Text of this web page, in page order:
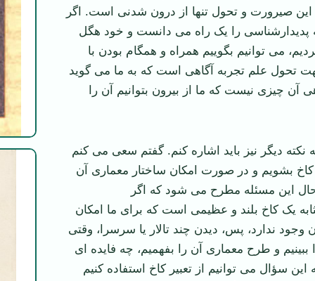
صیرورت و تحول تنها از درون شدنی است. اگر
پدیدارشناسی را یک راه می دانست و خود هگل
می توانیم بگوییم همراه و همگام بودن با
تحول علم تجربه آگاهی است که به ما می گوید
آن چیزی نیست که ما از بیرون بتوانیم آن را
نکته دیگر نیز باید اشاره کنم. گفتم سعی می کنم
کاخ بشویم و در صورت امکان ساختار معماری آن
این مسئله مطرح می شود که اگر
یک کاخ بلند و عظیمی است که برای ما امکان
وجود ندارد، پس، دیدن چند تالار یا سرسرا، وقتی
ببینیم و طرح معماری آن را بفهمیم، چه فایده ای
این سؤال می توانیم از تعبیر کاخ استفاده کنیم